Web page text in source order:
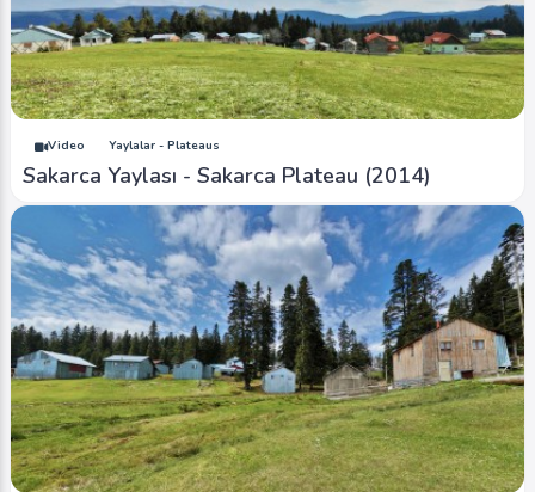
Video Yaylalar - Plateaus
Sakarca Yaylası - Sakarca Plateau (2014)